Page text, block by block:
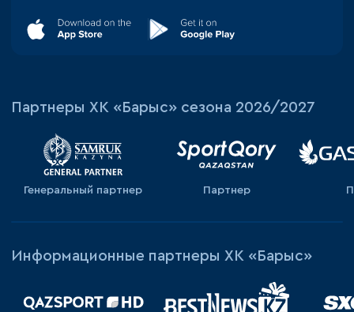
Партнеры ХК «Барыс» сезона 2026/2027
Генеральный партнер Партнер
Информационные партнеры ХК «Барыс»